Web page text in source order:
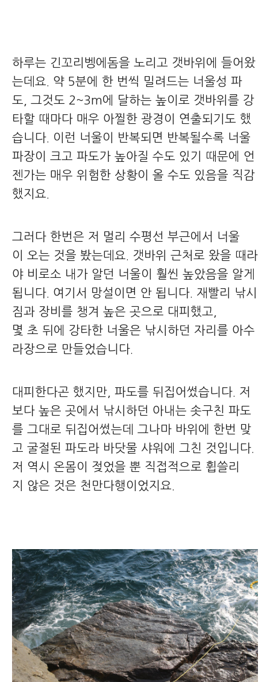
하루는 긴꼬리벵에돔을 노리고 갯바위에 들어왔
는데요. 약 5분에 한 번씩 밀려드는 너울성 파
도, 그것도 2~3m에 달하는 높이로 갯바위를 강
타할 때마다 매우 아찔한 광경이 연출되기도 했
습니다. 이런 너울이 반복되면 반복될수록 너울
파장이 크고 파도가 높아질 수도 있기 때문에 언
젠가는 매우 위험한 상황이 올 수도 있음을 직감
했지요.
그러다 한번은 저 멀리 수평선 부근에서 너울
이 오는 것을 봤는데요. 갯바위 근처로 왔을 때라
야 비로소 내가 알던 너울이 훨씬 높았음을 알게
됩니다. 여기서 망설이면 안 됩니다. 재빨리 낚시
짐과 장비를 챙겨 높은 곳으로 대피했고,
몇 초 뒤에 강타한 너울은 낚시하던 자리를 아수
라장으로 만들었습니다.
대피한다곤 했지만, 파도를 뒤집어썼습니다. 저
보다 높은 곳에서 낚시하던 아내는 솟구친 파도
를 그대로 뒤집어썼는데 그나마 바위에 한번 맞
고 굴절된 파도라 바닷물 샤워에 그친 것입니다.
저 역시 온몸이 젖었을 뿐 직접적으로 휩쓸리
지 않은 것은 천만다행이었지요.